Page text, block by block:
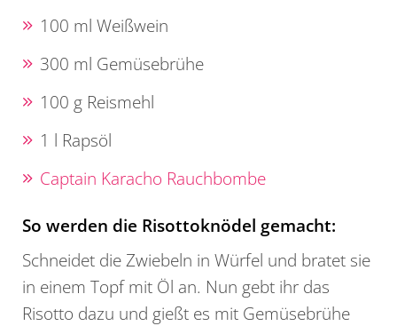
100 ml Weißwein
300 ml Gemüsebrühe
100 g Reismehl
1 l Rapsöl
Captain Karacho Rauchbombe
So werden die Risottoknödel gemacht:
Schneidet die Zwiebeln in Würfel und bratet sie
in einem Topf mit Öl an. Nun gebt ihr das
Risotto dazu und gießt es mit Gemüsebrühe